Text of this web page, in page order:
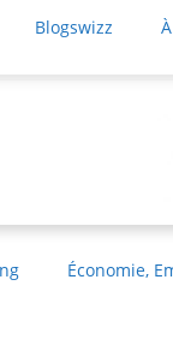
Blogswizz
Économie,